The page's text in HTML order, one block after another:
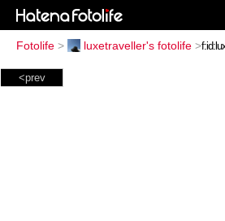
Fotolife > luxetraveller's fotolife >
<prev